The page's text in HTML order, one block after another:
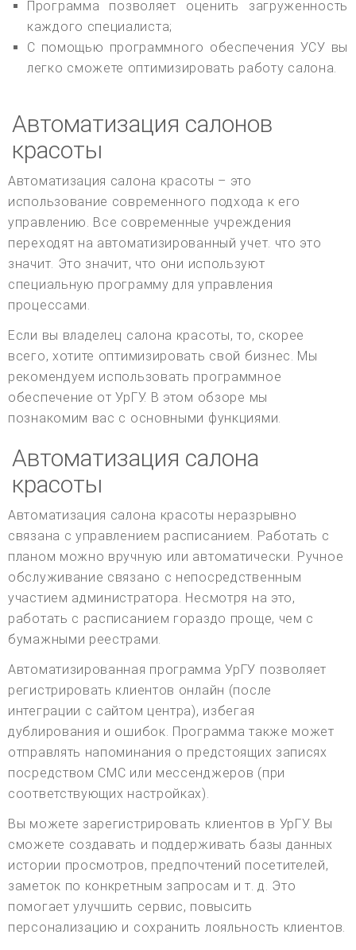
Программа позволяет оценить загруженность
каждого специалиста;
С помощью программного обеспечения УСУ вы
легко сможете оптимизировать работу салона.
Автоматизация салонов
красоты
Автоматизация салона красоты – это
использование современного подхода к его
управлению. Все современные учреждения
переходят на автоматизированный учет. что это
значит. Это значит, что они используют
специальную программу для управления
процессами.
Если вы владелец салона красоты, то, скорее
всего, хотите оптимизировать свой бизнес. Мы
рекомендуем использовать программное
обеспечение от УрГУ. В этом обзоре мы
познакомим вас с основными функциями.
Автоматизация салона
красоты
Автоматизация салона красоты неразрывно
связана с управлением расписанием. Работать с
планом можно вручную или автоматически. Ручное
обслуживание связано с непосредственным
участием администратора. Несмотря на это,
работать с расписанием гораздо проще, чем с
бумажными реестрами.
Автоматизированная программа УрГУ позволяет
регистрировать клиентов онлайн (после
интеграции с сайтом центра), избегая
дублирования и ошибок. Программа также может
отправлять напоминания о предстоящих записях
посредством СМС или мессенджеров (при
соответствующих настройках).
Вы можете зарегистрировать клиентов в УрГУ. Вы
сможете создавать и поддерживать базы данных
истории просмотров, предпочтений посетителей,
заметок по конкретным запросам и т. д. Это
помогает улучшить сервис, повысить
персонализацию и сохранить лояльность клиентов.